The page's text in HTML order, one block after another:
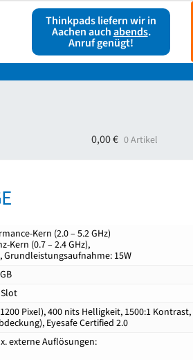
Thinkpads liefern wir in
Aachen auchabends.
Anruf genügt!
Warenkorb
0,00€ 0 Artikel
Kern (2.0 – 5.2 GHz)
Kern (0.7 – 2.4 GHz),
Grundleistungsaufnahme: 15W
1200 Pixel), 400 nits Helligkeit, 1500:1 Kontrast,
Eyesafe Certified 2.0
externe Auflösungen: